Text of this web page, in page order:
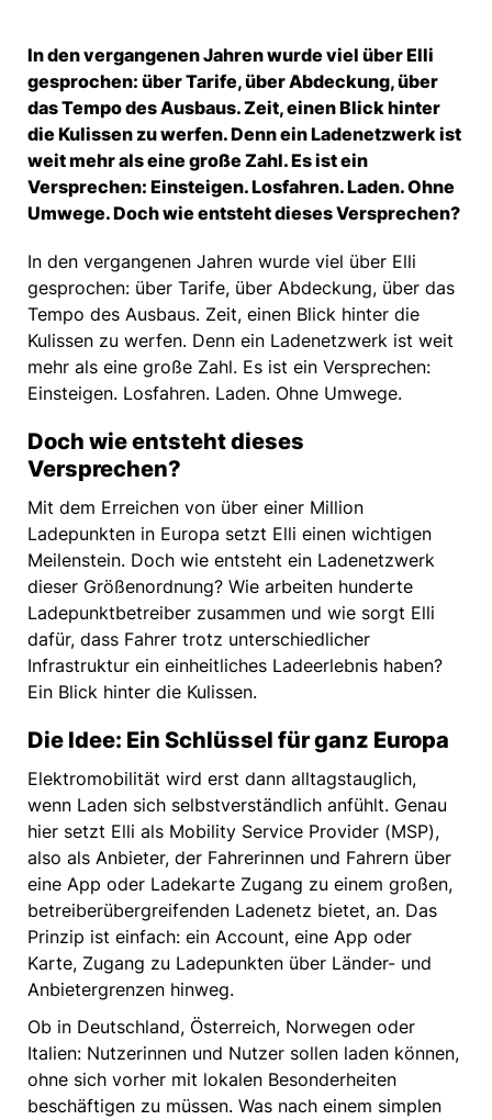
In den vergangenen Jahren wurde viel über Elli
gesprochen: über Tarife, über Abdeckung, über
das Tempo des Ausbaus. Zeit, einen Blick hinter
die Kulissen zu werfen. Denn ein Ladenetzwerk ist
weit mehr als eine große Zahl. Es ist ein
Versprechen: Einsteigen. Losfahren. Laden. Ohne
Umwege. Doch wie entsteht dieses Versprechen?
In den vergangenen Jahren wurde viel über Elli
gesprochen: über Tarife, über Abdeckung, über das
Tempo des Ausbaus. Zeit, einen Blick hinter die
Kulissen zu werfen. Denn ein Ladenetzwerk ist weit
mehr als eine große Zahl. Es ist ein Versprechen:
Einsteigen. Losfahren. Laden. Ohne Umwege.
Doch wie entsteht dieses
Versprechen?
Mit dem Erreichen von über einer Million
Ladepunkten in Europa setzt Elli einen wichtigen
Meilenstein. Doch wie entsteht ein Ladenetzwerk
dieser Größenordnung? Wie arbeiten hunderte
Ladepunktbetreiber zusammen und wie sorgt Elli
dafür, dass Fahrer trotz unterschiedlicher
Infrastruktur ein einheitliches Ladeerlebnis haben?
Ein Blick hinter die Kulissen.
Die Idee: Ein Schlüssel für ganz Europa
Elektromobilität wird erst dann alltagstauglich,
wenn Laden sich selbstverständlich anfühlt. Genau
hier setzt Elli als Mobility Service Provider (MSP),
also als Anbieter, der Fahrerinnen und Fahrern über
eine App oder Ladekarte Zugang zu einem großen,
betreiberübergreifenden Ladenetz bietet, an. Das
Prinzip ist einfach: ein Account, eine App oder
Karte, Zugang zu Ladepunkten über Länder- und
Anbietergrenzen hinweg.
Ob in Deutschland, Österreich, Norwegen oder
Italien: Nutzerinnen und Nutzer sollen laden können,
ohne sich vorher mit lokalen Besonderheiten
beschäftigen zu müssen. Was nach einem simplen